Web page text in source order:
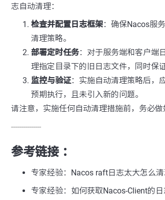
志自动清理：
检查并配置日志框架：确保Nacos服
清理策略。
部署定时任务：对于服务端和客户端
理指定目录下的旧日志文件，同时保
监控与验证：实施自动清理策略后，
预期执行，且未引入新的问题。
请注意，实施任何自动清理措施前，务必
---------------
参考链接 ：
专家经验：Nacos raft日志太大怎么
专家经验：如何获取Nacos-Client的日